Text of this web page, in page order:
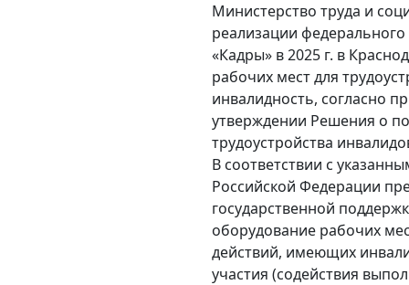
Министерство труда и
реализации
«Кадры» в 2025 г. в
рабочих мест для
инвалидность, согласно
утверждении Решения о
трудоустройства
В соответствии с
Российской Федерации
государственной
оборудование рабочих
действий, имеющих
участия (содействия